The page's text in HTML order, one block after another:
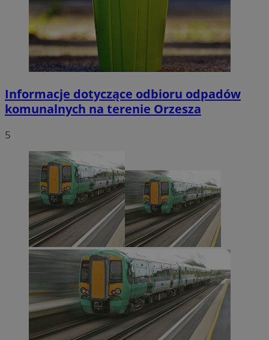
Informacje dotyczące odbioru odpadów
komunalnych na terenie Orzesza
5